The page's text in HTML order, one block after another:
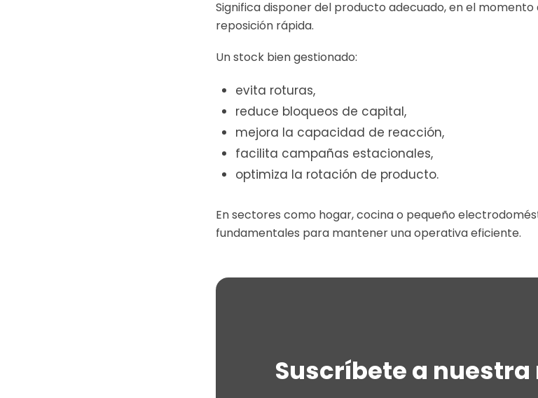
Significa disponer del producto adecuado, en el
reposición rápida.
Un stock bien gestionado:
evita roturas,
reduce bloqueos de capital,
mejora la capacidad de reacción,
facilita campañas estacionales,
optimiza la rotación de producto.
En sectores como hogar, cocina o pequeño
fundamentales para mantener una operativa eficiente.
Suscríbete a